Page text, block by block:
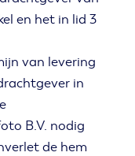
en het in lid 3
van levering
in
B.V. nodig
de hem